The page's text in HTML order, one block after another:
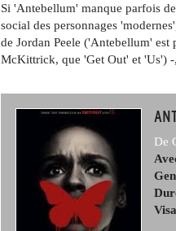
Si 'Antebellum' manque parfois
social des personnages
de Jordan Peele ('Antebellum' est
McKittrick, que 'Get Out' et 'Us') -
De